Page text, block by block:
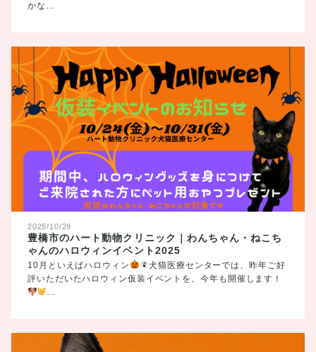
かな…
2025/10/29
豊橋市のハート動物クリニック｜わんちゃん・ねこち
ゃんのハロウィンイベント2025
10月といえばハロウィン
犬猫医療センターでは、昨年ご好
評いただいたハロウィン仮装イベントを、今年も開催します！
…